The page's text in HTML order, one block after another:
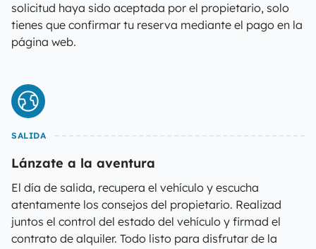
solicitud haya sido aceptada por el propietario, solo
tienes que confirmar tu reserva mediante el pago en la
página web.
SALIDA
Lánzate a la aventura
El día de salida, recupera el vehículo y escucha
atentamente los consejos del propietario. Realizad
juntos el control del estado del vehículo y firmad el
contrato de alquiler. Todo listo para disfrutar de la